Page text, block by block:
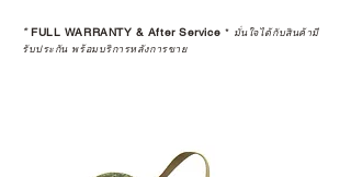
*FULL WARRANTY & After Service * มั่นใจได้กับสินค้ามี
รับประกัน พร้อมบริการหลังการขาย